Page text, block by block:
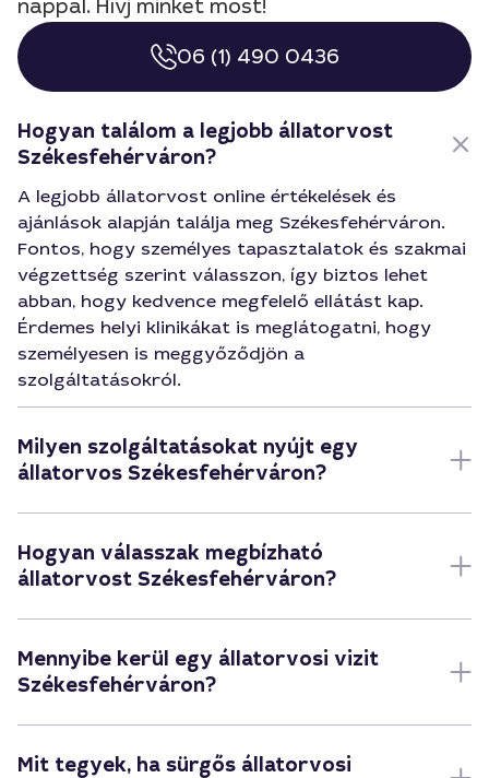
nappal. Hívj minket most!
06 (1) 490 0436
Hogyan találom a legjobb állatorvost
Székesfehérváron?
A legjobb állatorvost online értékelések és
ajánlások alapján találja meg Székesfehérváron.
Fontos, hogy személyes tapasztalatok és szakmai
végzettség szerint válasszon, így biztos lehet
abban, hogy kedvence megfelelő ellátást kap.
Érdemes helyi klinikákat is meglátogatni, hogy
személyesen is meggyőződjön a
szolgáltatásokról.
Milyen szolgáltatásokat nyújt egy
állatorvos Székesfehérváron?
Hogyan válasszak megbízható
állatorvost Székesfehérváron?
Mennyibe kerül egy állatorvosi vizit
Székesfehérváron?
Mit tegyek, ha sürgős állatorvosi